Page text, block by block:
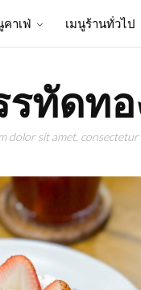
คาเฟ่ เมนูร้านทั่วไป
ทัดทอ
dolor sit amet,